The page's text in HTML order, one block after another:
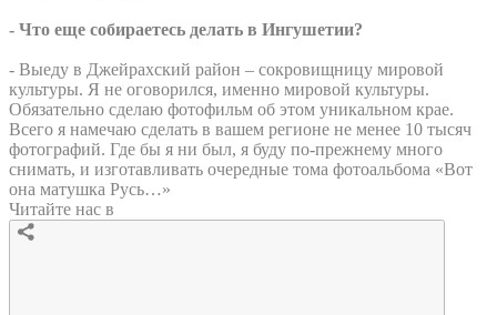
- Что еще собираетесь делать в Ингушетии?
- Выеду в Джейрахский район – сокровищницу мировой
культуры. Я не оговорился, именно мировой культуры.
Обязательно сделаю фотофильм об этом уникальном крае.
Всего я намечаю сделать в вашем регионе не менее 10 тысяч
фотографий. Где бы я ни был, я буду по-прежнему много
снимать, и изготавливать очередные тома фотоальбома «Вот
она матушка Русь…»
Читайте нас в